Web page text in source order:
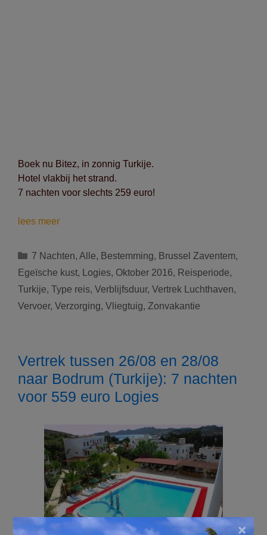
Boek nu Bitez, in zonnig Turkije.
Hotel vlakbij het strand.
7 nachten voor slechts 259 euro!
lees meerVertrek
naar
Bitez
(Turkije):
7
euro
Logies
Categorieën
7 Nachten, Alle, Bestemming, Brussel Zaventem,
Egeïsche kust, Logies, Oktober 2016, Reisperiode,
Turkije, Type reis, Verblijfsduur, Vertrek Luchthaven,
Vervoer, Verzorging, Vliegtuig, Zonvakantie
Vertrek tussen 26/08 en 28/08
naar Bodrum (Turkije): 7 nachten
voor 559 euro Logies
×